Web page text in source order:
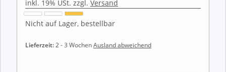
inkl. 19% USt. zzgl. Versand
Nicht auf Lager, bestellbar
Lieferzeit:2 - 3 WochenAusland abweichend